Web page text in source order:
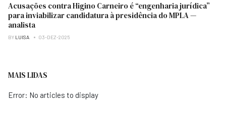
Acusações contra Higino Carneiro é “engenharia jurídica”
para inviabilizar candidatura à presidência do MPLA —
analista
BY LUISA 03-DEZ-2025
MAIS LIDAS
Error: No articles to display